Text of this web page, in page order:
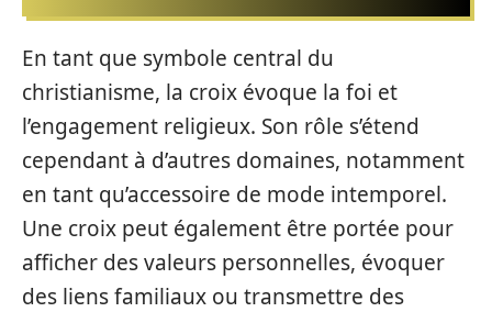
En tant que symbole central du
christianisme, la croix évoque la foi et
l’engagement religieux. Son rôle s’étend
cependant à d’autres domaines, notamment
en tant qu’accessoire de mode intemporel.
Une croix peut également être portée pour
afficher des valeurs personnelles, évoquer
des liens familiaux ou transmettre des